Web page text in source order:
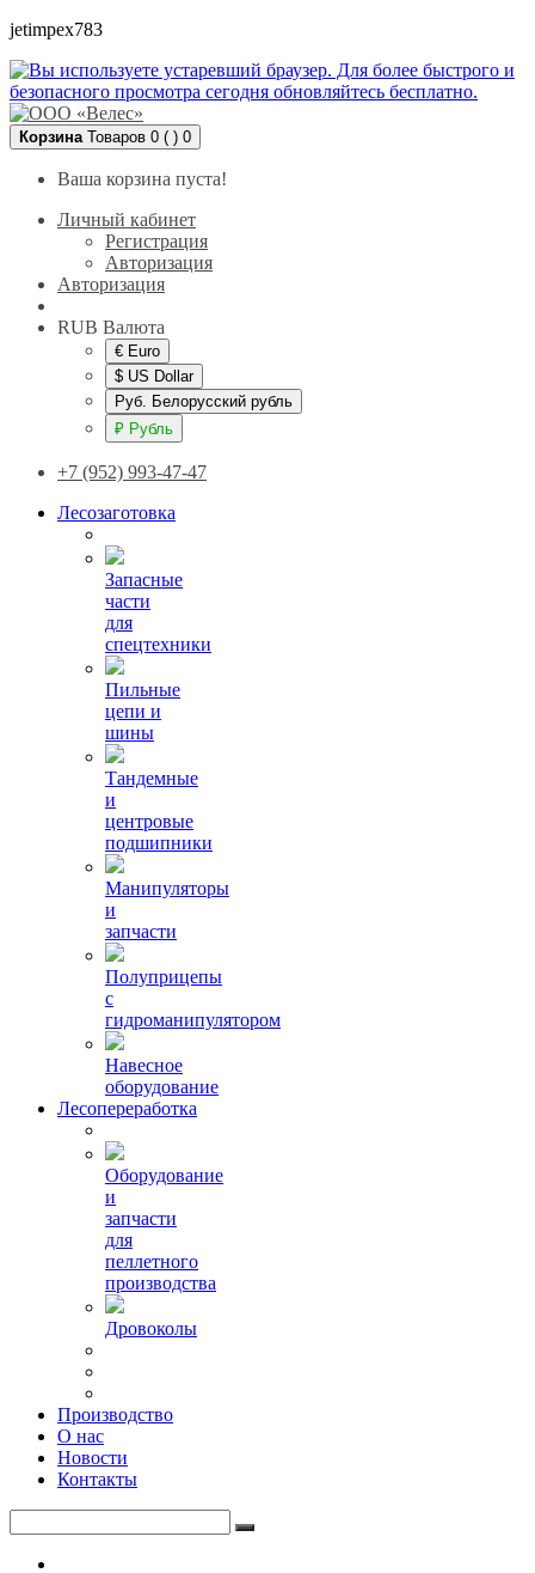
jetimpex783
Корзина Товаров 0 ( ) 0
Ваша корзина пуста!
Личный кабинет
Регистрация
Авторизация
Авторизация
RUB Валюта
€ Euro
$ US Dollar
Руб. Белорусский рубль
₽ Рубль
+7 (952) 993-47-47
Лесозаготовка
Запасные
части
для
спецтехники
Пильные
цепи и
шины
Тандемные
и
центровые
подшипники
Манипуляторы
и
запчасти
Полуприцепы
с
гидроманипулятором
Навесное
оборудование
Лесопереработка
Оборудование
и
запчасти
для
пеллетного
производства
Дровоколы
Производство
О нас
Новости
Контакты